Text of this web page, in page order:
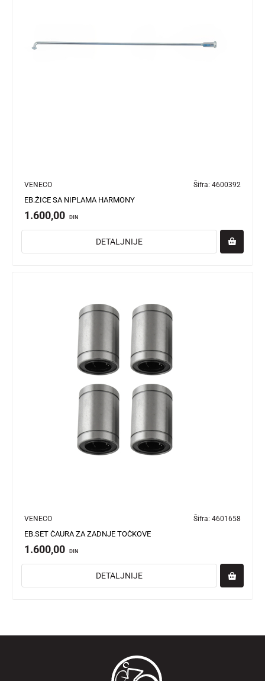
VENECO Šifra: 4600392
EB.ŽICE SA NIPLAMA HARMONY
1.600,00 DIN
DETALJNIJE
VENECO Šifra: 4601658
EB.SET ČAURA ZA ZADNJE TOČKOVE
1.600,00 DIN
DETALJNIJE